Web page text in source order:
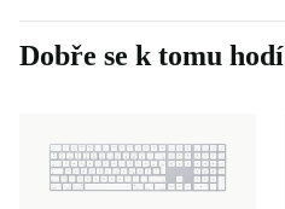
Dobře se k tomu hodí